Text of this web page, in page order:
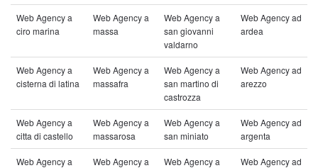
Web Agency a
ciro marina
Web Agency a
massa
Web Agency a
san giovanni
valdarno
Web Agency ad
ardea
Web Agency a
cisterna di latina
Web Agency a
massafra
Web Agency a
san martino di
castrozza
Web Agency ad
arezzo
Web Agency a
citta di castello
Web Agency a
massarosa
Web Agency a
san miniato
Web Agency ad
argenta
Web Agency a
Web Agency a
Web Agency a
Web Agency ad